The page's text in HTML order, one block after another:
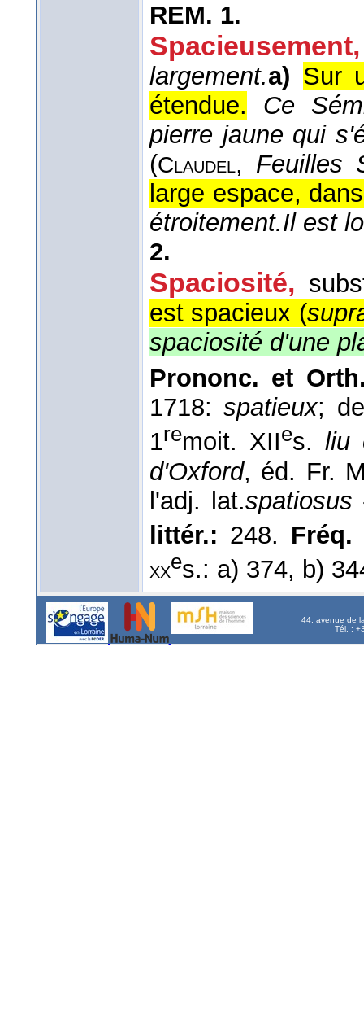
REM. 1.
Spacieusement,
largement.a) Sur
étendue.
Ce
pierre jaune qui
(Claudel, Feuilles
large espace,
étroitement.Il est
2.
Spaciosité,
est spacieux (
spaciosité d'une
Prononc. et
1718:spatieux;
1remoit. XIIes. liu
d'Oxford, éd. Fr.
l'adj. lat.spatiosus
littér.: 248.
xxes.: a) 374, b)
44, avenue de
Tél. :